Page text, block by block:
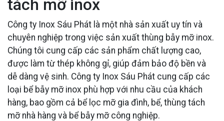
tách mỡ inox
Công ty Inox Sáu Phát là một nhà sản xuất uy tín và
chuyên nghiệp trong việc sản xuất thùng bẫy mỡ inox.
Chúng tôi cung cấp các sản phẩm chất lượng cao,
được làm từ thép không gỉ, giúp đảm bảo độ bền và
dễ dàng vệ sinh. Công ty Inox Sáu Phát cung cấp các
loại bể bẫy mỡ inox phù hợp với nhu cầu của khách
hàng, bao gồm cả bể lọc mỡ gia đình, bể, thùng tách
mỡ nhà hàng và bể bẫy mỡ công nghiệp.